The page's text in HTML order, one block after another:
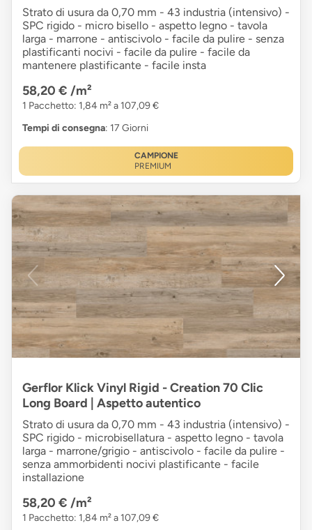
Strato di usura da 0,70 mm - 43 industria (intensivo) -
SPC rigido - micro bisello - aspetto legno - tavola
larga - marrone - antiscivolo - facile da pulire - senza
plastificanti nocivi - facile da pulire - facile da
mantenere plastificante - facile insta
58,20 € /m²
1 Pacchetto: 1,84 m² a 107,09 €
Tempi di consegna: 17 Giorni
CAMPIONE
PREMIUM
Gerflor Klick Vinyl Rigid - Creation 70 Clic
Long Board | Aspetto autentico
Strato di usura da 0,70 mm - 43 industria (intensivo) -
SPC rigido - microbisellatura - aspetto legno - tavola
larga - marrone/grigio - antiscivolo - facile da pulire -
senza ammorbidenti nocivi plastificante - facile
installazione
58,20 € /m²
1 Pacchetto: 1,84 m² a 107,09 €